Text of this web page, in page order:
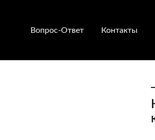
Вопрос-Ответ Контакты